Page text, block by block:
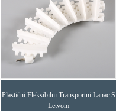
Plastični Fleksibilni Transportni Lanac S
Letvom